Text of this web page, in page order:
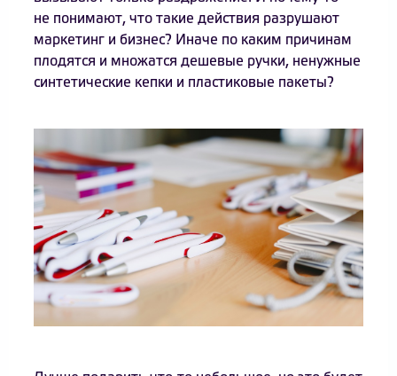
не понимают, что такие действия разрушают
маркетинг и бизнес? Иначе по каким причинам
плодятся и множатся дешевые ручки, ненужные
синтетические кепки и пластиковые пакеты?